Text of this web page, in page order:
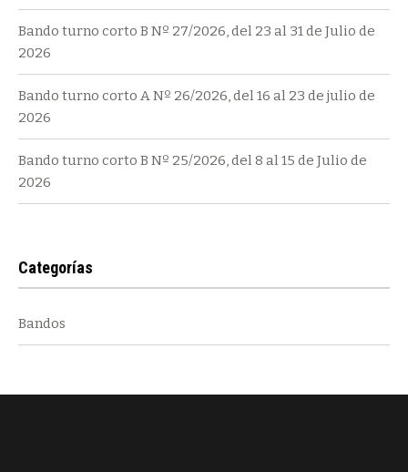
Bando turno corto B Nº 27/2026, del 23 al 31 de Julio de
2026
Bando turno corto A Nº 26/2026, del 16 al 23 de julio de
2026
Bando turno corto B Nº 25/2026, del 8 al 15 de Julio de
2026
Categorías
Bandos